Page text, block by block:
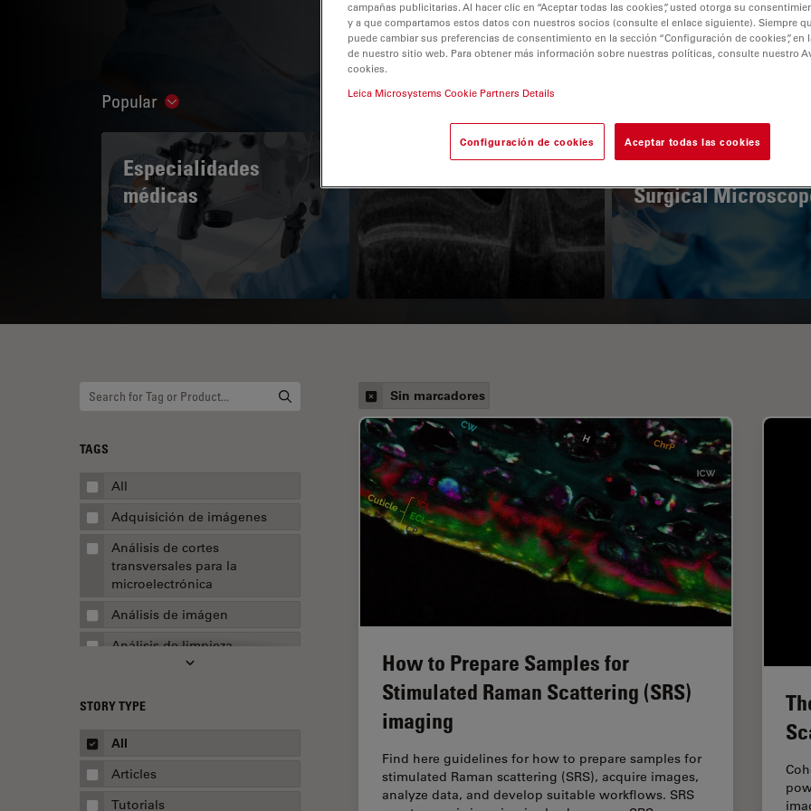
Popular Show subnavigation
Especialidades
médicas
A Guide to OCT
How to Drape a
Surgical
TAGS
All
Adquisición de imágenes
Análisis de cortes
transversales para la
microelectrónica
Análisis de imágen
Análisis de limpieza
Apertura numérica
AR Surgery
Automoción y transporte
Biofarmacia
STORY TYPE
All
Articles
Tutorials
Sin marcadores
How to Prepare Samples for
Stimulated Raman Scattering (SRS)
imaging
Find here guidelines for how to prepare samples for
stimulated Raman scattering (SRS), acquire images,
analyze data, and develop suitable workflows. SRS
campañas publicitarias. Al hacer clic en “Aceptar todas las cookies”, usted otorga su
y a que compartamos estos datos con nuestros socios (consulte el enlace siguiente). Siempre
puede cambiar sus preferencias de consentimiento en la sección “Configuración de cookies”, en
de nuestro sitio web. Para obtener más información sobre nuestras políticas, consulte nuestro
cookies.
Leica Microsystems Cookie Partners Details
Configuración de cookies Aceptar todas las cookies